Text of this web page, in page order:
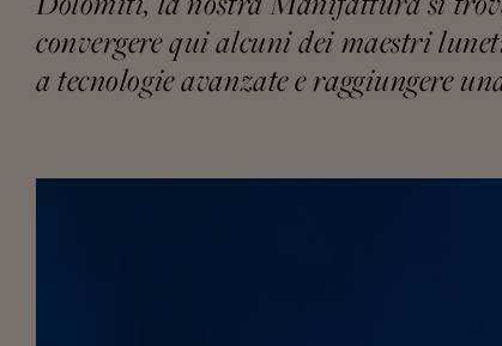
convergere qui alcuni dei maestri
a tecnologie avanzate e raggiungere